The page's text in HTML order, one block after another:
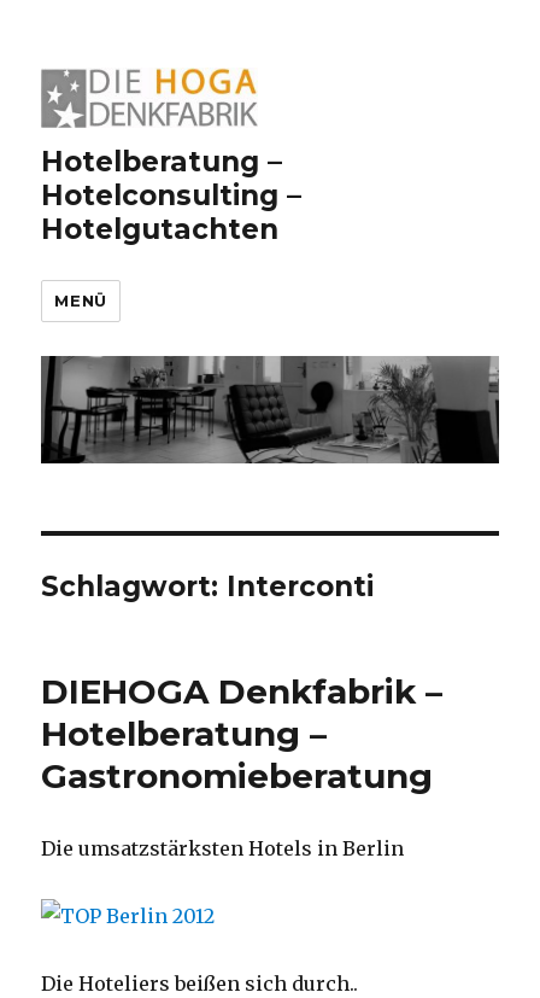
Hotelberatung –
Hotelconsulting –
Hotelgutachten
MENÜ
Schlagwort: Interconti
DIEHOGA Denkfabrik –
Hotelberatung –
Gastronomieberatung
Die umsatzstärksten Hotels in Berlin
Die Hoteliers beißen sich durch..